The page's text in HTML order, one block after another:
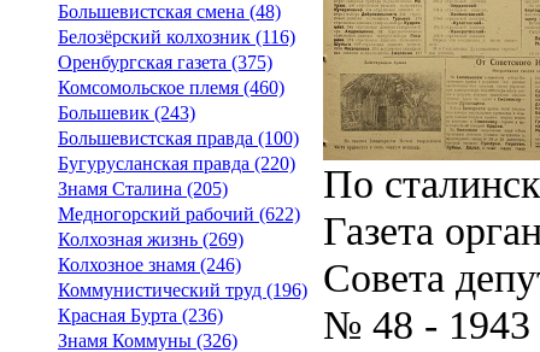
Большевистская смена (48)
Белозёрский колхозник (116)
Оренбургская газета (375)
Комсомольское племя (460)
Большевик (243)
Большевистская правда (100)
Бугурусланская правда (220)
Знамя Сталина (205)
Медногорский рабочий (622)
Колхозная жизнь (269)
Колхозное знамя (246)
Коммунистический труд (196)
Красная Бурта (236)
Знамя Коммуны (326)
По
Газета
Совета
№ 48 - 1943